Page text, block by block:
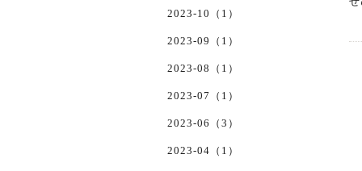
2023-10（1）
2023-09（1）
2023-08（1）
2023-07（1）
2023-06（3）
2023-04（1）